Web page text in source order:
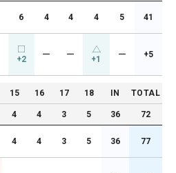
6 4 4 4 5 41
+2 ー ー +1 ー +5
15 16 17 18 IN TOTAL
4 4 3 5 36 72
4 4 3 5 36 77